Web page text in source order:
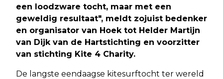
een loodzware tocht, maar met een
geweldig resultaat", meldt zojuist bedenker
en organisator van Hoek tot Helder Martijn
van Dijk van de Hartstichting en voorzitter
van stichting Kite 4 Charity.
De langste eendaagse kitesurftocht ter wereld